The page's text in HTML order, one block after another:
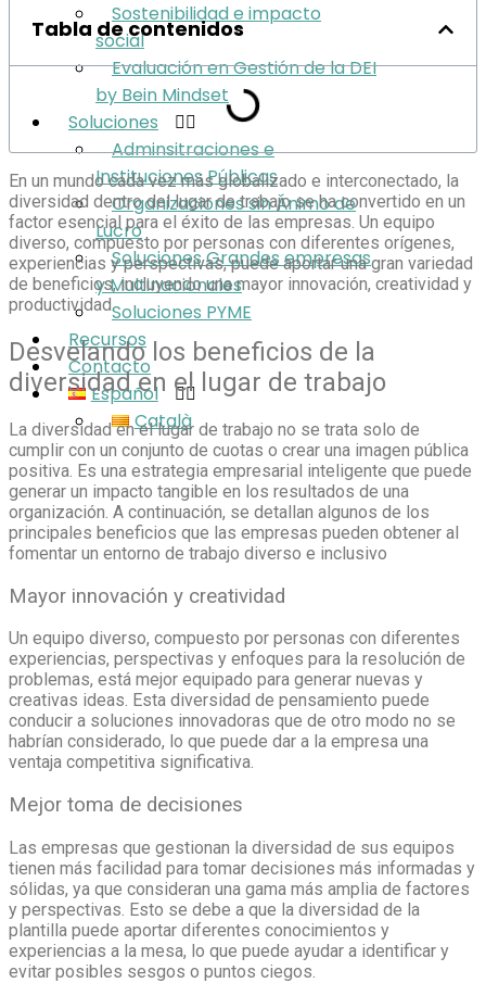
Sostenibilidad e impacto
social
Evaluación en Gestión de la DEI
by Bein Mindset
Soluciones
Adminsitraciones e
Instituciones Públicas
Organizaciones sin Ánimo de
Lucro
Soluciones Grandes empresas
y Multinacionales
Soluciones PYME
Recursos
Contacto
Español
Català
Tabla de contenidos
En un mundo cada vez más globalizado e interconectado, la
diversidad dentro del lugar de trabajo se ha convertido en un
factor esencial para el éxito de las empresas. Un equipo
diverso, compuesto por personas con diferentes orígenes,
experiencias y perspectivas, puede aportar una gran variedad
de beneficios, incluyendo una mayor innovación, creatividad y
productividad.
Desvelando los beneficios de la
diversidad en el lugar de trabajo
La diversidad en el lugar de trabajo no se trata solo de
cumplir con un conjunto de cuotas o crear una imagen pública
positiva. Es una estrategia empresarial inteligente que puede
generar un impacto tangible en los resultados de una
organización. A continuación, se detallan algunos de los
principales beneficios que las empresas pueden obtener al
fomentar un entorno de trabajo diverso e inclusivo
Mayor innovación y creatividad
Un equipo diverso, compuesto por personas con diferentes
experiencias, perspectivas y enfoques para la resolución de
problemas, está mejor equipado para generar nuevas y
creativas ideas. Esta diversidad de pensamiento puede
conducir a soluciones innovadoras que de otro modo no se
habrían considerado, lo que puede dar a la empresa una
ventaja competitiva significativa.
Mejor toma de decisiones
Las empresas que gestionan la diversidad de sus equipos
tienen más facilidad para tomar decisiones más informadas y
sólidas, ya que consideran una gama más amplia de factores
y perspectivas. Esto se debe a que la diversidad de la
plantilla puede aportar diferentes conocimientos y
experiencias a la mesa, lo que puede ayudar a identificar y
evitar posibles sesgos o puntos ciegos.